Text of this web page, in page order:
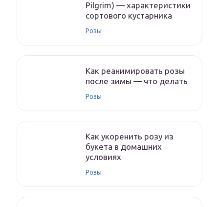
Pilgrim) — характеристики
сортового кустарника
Розы
Как реанимировать розы
после зимы — что делать
Розы
Как укоренить розу из
букета в домашних
условиях
Розы